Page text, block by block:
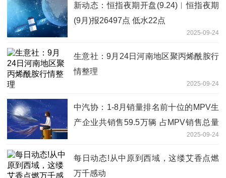
新动态：恒指夜期开盘(9.24)︱恒指夜期
(9月)报26497点 低水22点
2025-09-24
生意社：9月24日河南地区聚丙烯酰胺行
情整理
2025-09-24
中汽协：1-8月销量排名前十位的MPV生
产企业共销售59.5万辆 占MPV销售总量
2025-09-24
每日动态!从中原到西域，这缕艾香点燃
万千感动